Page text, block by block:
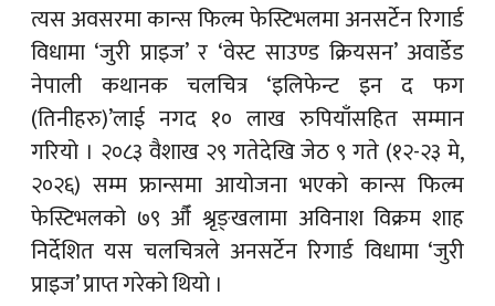
त्यस अवसरमा कान्स फिल्म फेस्टिभलमा अनसर्टेन रिगार्ड
विधामा ‘जुरी प्राइज’ र ‘वेस्ट साउण्ड क्रियसन’ अवार्डेड
नेपाली कथानक चलचित्र ‘इलिफेन्ट इन द फग
(तिनीहरु)’लाई नगद १० लाख रुपियाँसहित सम्मान
गरियो । २०८३ वैशाख २९ गतेदेखि जेठ ९ गते (१२-२३ मे,
२०२६) सम्म फ्रान्समा आयोजना भएको कान्स फिल्म
फेस्टिभलको ७९ औँ श्रृङ्खलामा अविनाश विक्रम शाह
निर्देशित यस चलचित्रले अनसर्टेन रिगार्ड विधामा ‘जुरी
प्राइज’ प्राप्त गरेको थियो ।